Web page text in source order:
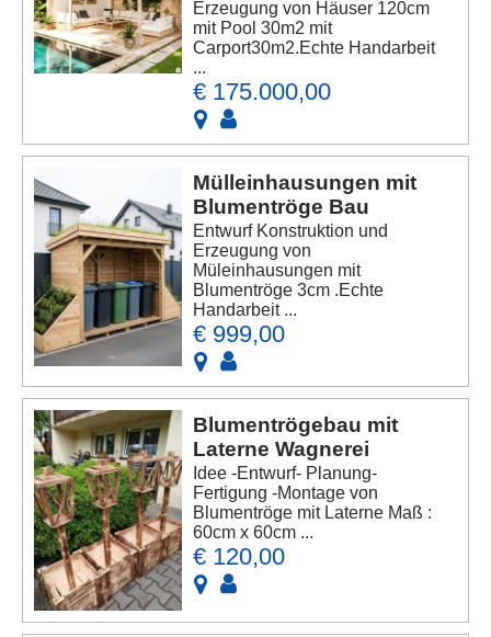
Erzeugung von Häuser 120cm
mit Pool 30m2 mit
Carport30m2.Echte Handarbeit
...
€ 175.000,00
Mülleinhausungen mit
Blumentröge Bau
Entwurf Konstruktion und
Erzeugung von
Müleinhausungen mit
Blumentröge 3cm .Echte
Handarbeit ...
€ 999,00
Blumentrögebau mit
Laterne Wagnerei
Idee -Entwurf- Planung-
Fertigung -Montage von
Blumentröge mit Laterne Maß :
60cm x 60cm ...
€ 120,00